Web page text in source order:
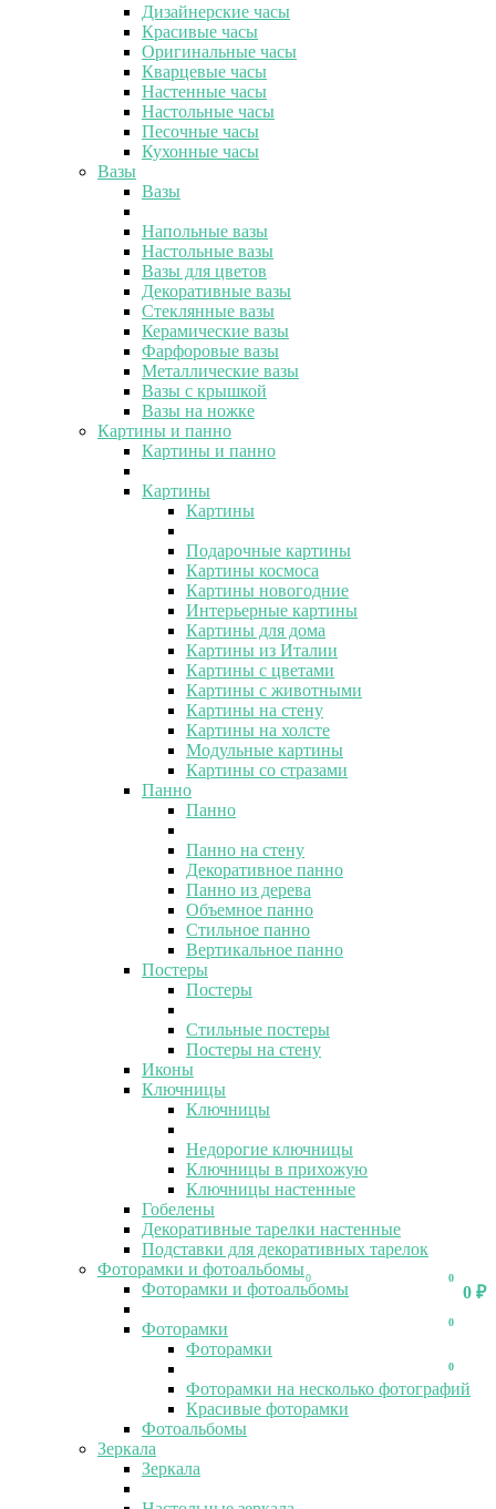
0
0 ₽
0
0
0
Дизайнерские часы
Красивые часы
Оригинальные часы
Кварцевые часы
Настенные часы
Настольные часы
Песочные часы
Кухонные часы
Вазы
Вазы
Напольные вазы
Настольные вазы
Вазы для цветов
Декоративные вазы
Стеклянные вазы
Керамические вазы
Фарфоровые вазы
Металлические вазы
Вазы с крышкой
Вазы на ножке
Картины и панно
Картины и панно
Картины
Картины
Подарочные картины
Картины космоса
Картины новогодние
Интерьерные картины
Картины для дома
Картины из Италии
Картины с цветами
Картины с животными
Картины на стену
Картины на холсте
Модульные картины
Картины со стразами
Панно
Панно
Панно на стену
Декоративное панно
Панно из дерева
Объемное панно
Стильное панно
Вертикальное панно
Постеры
Постеры
Стильные постеры
Постеры на стену
Иконы
Ключницы
Ключницы
Недорогие ключницы
Ключницы в прихожую
Ключницы настенные
Гобелены
Декоративные тарелки настенные
Подставки для декоративных тарелок
Фоторамки и фотоальбомы
Фоторамки и фотоальбомы
Фоторамки
Фоторамки
Фоторамки на несколько фотографий
Красивые фоторамки
Фотоальбомы
Зеркала
Зеркала